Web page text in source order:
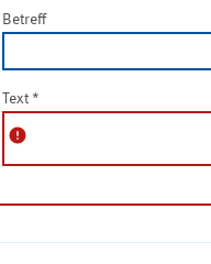
Betreff
Text *
error